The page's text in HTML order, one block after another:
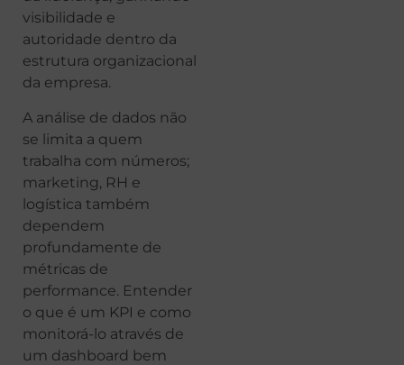
visibilidade e
autoridade dentro da
estrutura organizacional
da empresa.
A análise de dados não
se limita a quem
trabalha com números;
marketing, RH e
logística também
dependem
profundamente de
métricas de
performance. Entender
o que é um KPI e como
monitorá-lo através de
um dashboard bem